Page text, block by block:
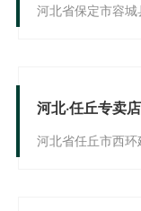
河北省保定市容
河北·任丘专卖店
河北省任丘市西